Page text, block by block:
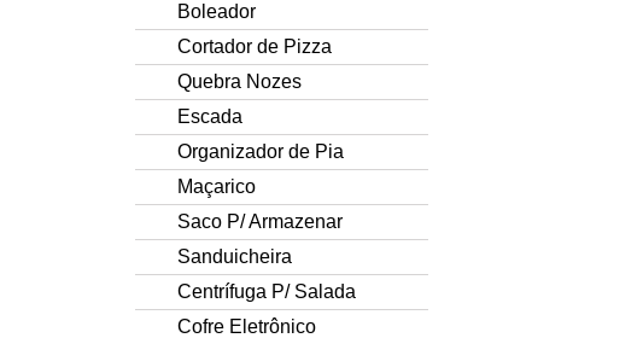
Boleador
Cortador de Pizza
Quebra Nozes
Escada
Organizador de Pia
Maçarico
Saco P/ Armazenar
Sanduicheira
Centrífuga P/ Salada
Cofre Eletrônico